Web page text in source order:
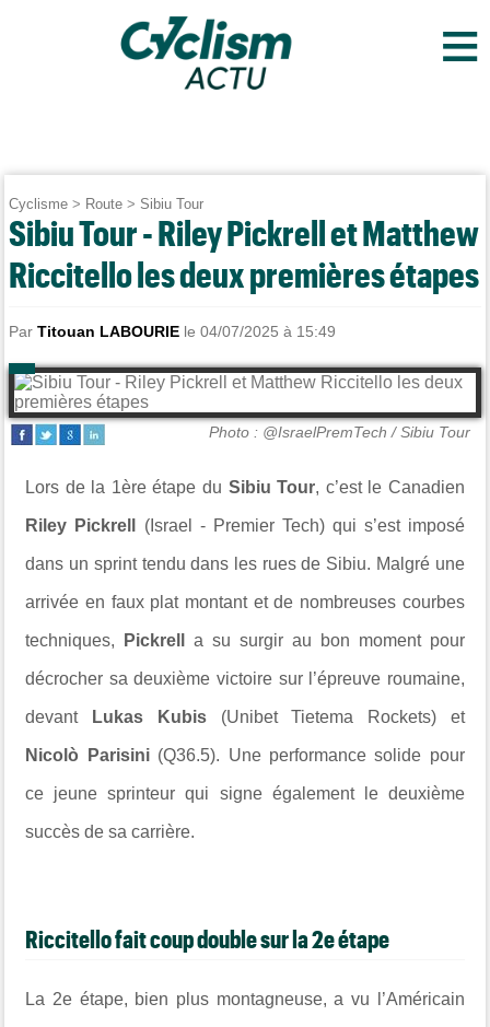
≡
Cyclisme > Route > Sibiu Tour
Sibiu Tour - Riley Pickrell et Matthew
Riccitello les deux premières étapes
ParTitouan LABOURIE le 04/07/2025 à 15:49
Photo : @IsraelPremTech / Sibiu Tour
Lors de la 1ère étape du Sibiu Tour, c’est le Canadien
Riley Pickrell (Israel - Premier Tech) qui s’est imposé
dans un sprint tendu dans les rues de Sibiu. Malgré une
arrivée en faux plat montant et de nombreuses courbes
techniques, Pickrella su surgir au bon moment pour
décrocher sa deuxième victoire sur l’épreuve roumaine,
devant Lukas Kubis(Unibet Tietema Rockets) et
Nicolò Parisini(Q36.5). Une performance solide pour
ce jeune sprinteur qui signe également le deuxième
succès de sa carrière.
Riccitello fait coup double sur la 2e étape
La 2e étape, bien plus montagneuse, a vu l’Américain